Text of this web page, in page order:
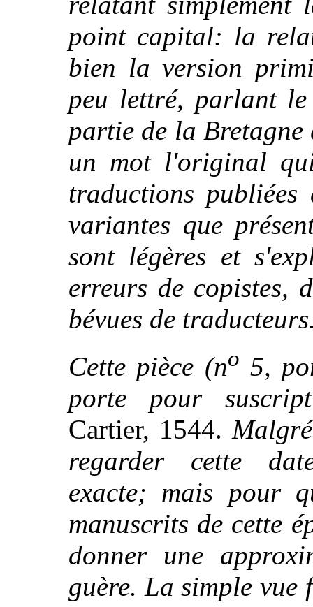
point capital: la
bien la version
peu lettré, parlant
partie de la
un mot l'original
traductions publiées
variantes que
sont légères et
erreurs de copistes,
bévues de
Cette pièce (no 5,
porte pour
Cartier, 1544.
regarder cette
exacte; mais pour
manuscrits de cette
donner une
guère. La simple